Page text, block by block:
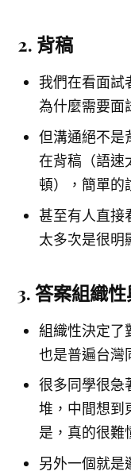
2. 背稿
我們在看面試
為什麼需要面
但溝通絕不是
在背稿（語速
頓），簡單的
甚至有人直接
太多次是很明
3. 答案組織
組織性決定了
也是普遍台灣
很多同學很急
堆，中間想到
是，真的很難
另外一個就是